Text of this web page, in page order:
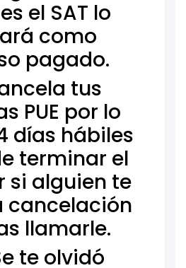
el SAT lo
como
pagado.
tus
PUE por lo
días hábiles
terminar el
si alguien te
cancelación
llamarle.
te olvidó